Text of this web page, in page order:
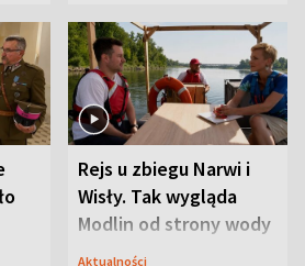
Rejs u zbiegu Narwi i
Wisły. Tak wygląda
Modlin od strony wody
Aktualności